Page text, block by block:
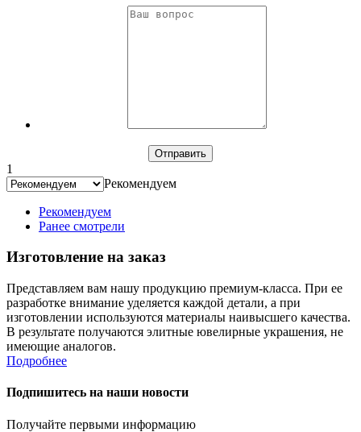
1
Рекомендуем
Рекомендуем
Ранее смотрели
Изготовление на заказ
Представляем вам нашу продукцию премиум-класса. При ее
разработке внимание уделяется каждой детали, а при
изготовлении используются материалы наивысшего качества.
В результате получаются элитные ювелирные украшения, не
имеющие аналогов.
Подробнее
Подпишитесь на наши новости
Получайте первыми информацию